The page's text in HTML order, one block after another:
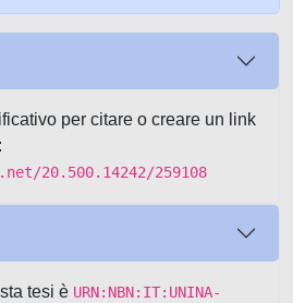
per citare o creare un link
20.500.14242/259108
tesi è URN:NBN:IT:UNINA-